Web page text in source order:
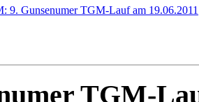
9. Gunsenumer TGM-Lauf am 19.06.2011
TGM-